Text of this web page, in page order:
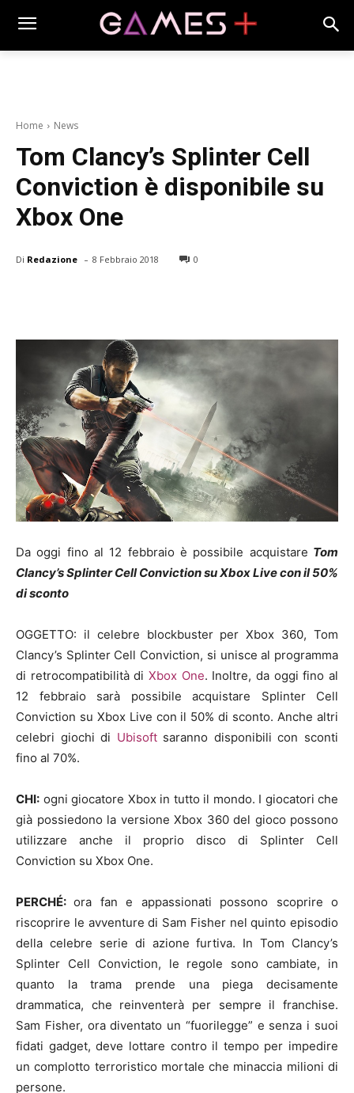
Home News
Tom Clancy’s Splinter Cell
Conviction è disponibile su
Xbox One
Di Redazione - 8 Febbraio 2018 0
Da oggi fino al 12 febbraio è possibile acquistare Tom
Clancy’s Splinter Cell Conviction su Xbox Live con il 50%
di sconto
OGGETTO: il celebre blockbuster per Xbox 360, Tom
Clancy’s Splinter Cell Conviction, si unisce al programma
di retrocompatibilità di Xbox One. Inoltre, da oggi fino al
12 febbraio sarà possibile acquistare Splinter Cell
Conviction su Xbox Live con il 50% di sconto. Anche altri
celebri giochi di Ubisoftsaranno disponibili con sconti
fino al 70%.
CHI: ogni giocatore Xbox in tutto il mondo. I giocatori che
già possiedono la versione Xbox 360 del gioco possono
utilizzare anche il proprio disco di Splinter Cell
Conviction su Xbox One.
PERCHÉ:ora fan e appassionati possono scoprire o
riscoprire le avventure di Sam Fisher nel quinto episodio
della celebre serie di azione furtiva. In Tom Clancy’s
Splinter Cell Conviction, le regole sono cambiate, in
quanto la trama prende una piega decisamente
drammatica, che reinventerà per sempre il franchise.
Sam Fisher, ora diventato un “fuorilegge” e senza i suoi
fidati gadget, deve lottare contro il tempo per impedire
un complotto terroristico mortale che minaccia milioni di
persone.